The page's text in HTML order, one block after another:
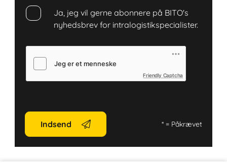
Ja, jeg vil gerne abonnere på BITO's
nyhedsbrev for intralogistikspecialister.
Friendly Captcha
Indsend *= Påkrævet